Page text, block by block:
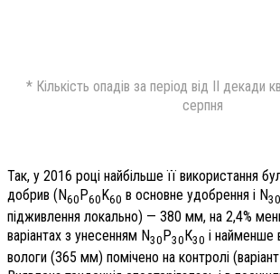
* Кількість опадів за період від ІІ декади
серпня
Так, у 2016 році найбільше її використання
добрив (N60P60K60 в основне удобрення і N30
підживлення локально) — 380 мм, на 2,4%
варіантах з унесенням N30Р30К30 і найменше
вологи (365 мм) помічено на контролі